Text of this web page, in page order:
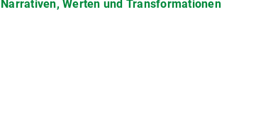
Werten und Transformationen